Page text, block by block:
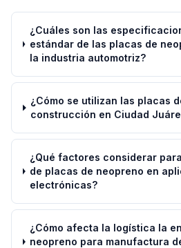
¿Cuáles son las
estándar de las placas de
la industria automotriz?
¿Cómo se utilizan las placas
construcción en Ciudad
¿Qué factores considerar
de placas de neopreno en
electrónicas?
¿Cómo afecta la logística la
neopreno para manufactura